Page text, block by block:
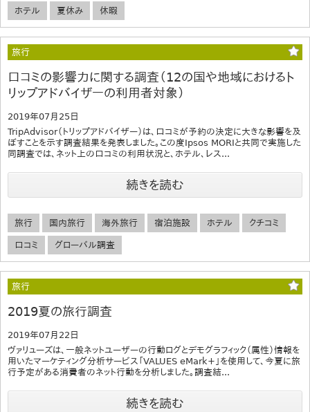
ホテル 夏休み 休暇
旅行
口コミの影響力に関する調査（12の国や地域におけるト
リップアドバイザーの利用者対象）
2019年07月25日
TripAdvisor（トリップアドバイザー）は、口コミが予約の決定に大きな影響を及
ぼすことを示す調査結果を発表しました。この度Ipsos MORIと共同で実施した
同調査では、ネット上の口コミの利用状況と、ホテル、レス...
続きを読む
旅行 国内旅行 海外旅行 宿泊施設 ホテル クチコミ
口コミ グローバル調査
旅行
2019夏の旅行調査
2019年07月22日
ヴァリューズは、一般ネットユーザーの行動ログとデモグラフィック（属性）情報を
用いたマーケティング分析サービス「VALUES eMark+」を使用して、今夏に旅
行予定がある消費者のネット行動を分析しました。調査結...
続きを読む